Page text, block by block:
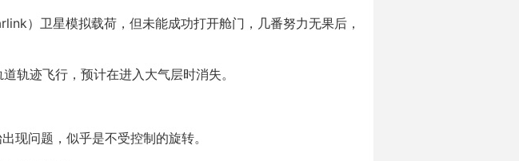
）卫星模拟载荷，但未能成功打开舱门，几番努力无果后，
轨迹飞行，预计在进入大气层时消失。
现问题，似乎是不受控制的旋转。